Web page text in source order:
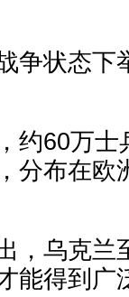
争状态下
约60万士
分布在欧
，乌克兰
能得到广